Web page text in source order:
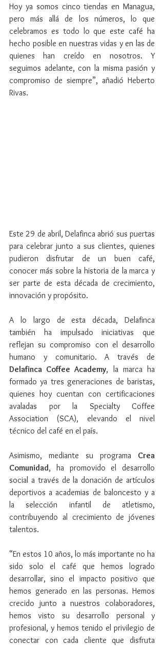
Hoy ya somos cinco tiendas en Managua,
pero más allá de los números, lo que
celebramos es todo lo que este café ha
hecho posible en nuestras vidas y en las de
quienes han creído en nosotros. Y
seguimos adelante, con la misma pasión y
compromiso de siempre”, añadió Heberto
Rivas.
Este 29 de abril, Delafinca abrió sus puertas
para celebrar junto a sus clientes, quienes
pudieron disfrutar de un buen café,
conocer más sobre la historia de la marca y
ser parte de esta década de crecimiento,
innovación y propósito.
A lo largo de esta década, Delafinca
también ha impulsado iniciativas que
reflejan su compromiso con el desarrollo
Delafinca Coffee Academy, la marca ha
formado ya tres generaciones de baristas,
quienes hoy cuentan con certificaciones
avaladas por la Specialty Coffee
Association (SCA), elevando el nivel
técnico del café en el país.
Asimismo, mediante su programa Crea
Comunidad, ha promovido el desarrollo
social a través de la donación de artículos
deportivos a academias de baloncesto y a
la selección infantil de atletismo,
contribuyendo al crecimiento de jóvenes
talentos.
“En estos 10 años, lo más importante no ha
sido solo el café que hemos logrado
desarrollar, sino el impacto positivo que
hemos generado en las personas. Hemos
crecido junto a nuestros colaboradores,
hemos visto su desarrollo personal y
profesional, y hemos tenido el privilegio de
conectar con cada cliente que disfruta